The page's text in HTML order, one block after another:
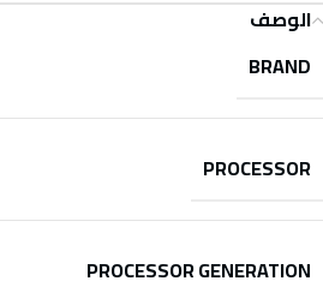
الوصف
BRAND
PROCESSOR
PROCESSOR GENERATION